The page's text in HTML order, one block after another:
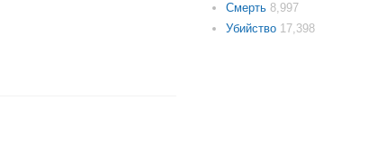
Смерть 8,997
Убийство 17,398